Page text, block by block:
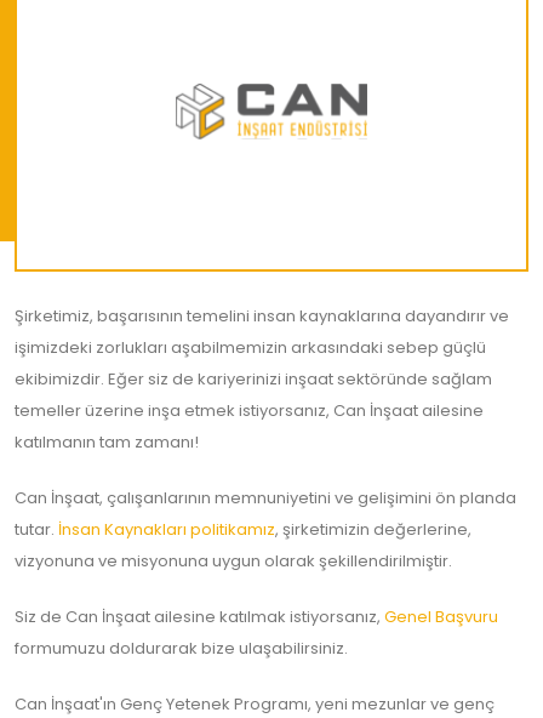
Şirketimiz, başarısının temelini insan kaynaklarına dayandırır ve
işimizdeki zorlukları aşabilmemizin arkasındaki sebep güçlü
ekibimizdir. Eğer siz de kariyerinizi inşaat sektöründe sağlam
temeller üzerine inşa etmek istiyorsanız, Can İnşaat ailesine
katılmanın tam zamanı!
Can İnşaat, çalışanlarının memnuniyetini ve gelişimini ön planda
tutar. İnsan Kaynakları politikamız, şirketimizin değerlerine,
vizyonuna ve misyonuna uygun olarak şekillendirilmiştir.
Siz de Can İnşaat ailesine katılmak istiyorsanız, Genel Başvuru
formumuzu doldurarak bize ulaşabilirsiniz.
Can İnşaat'ın Genç Yetenek Programı, yeni mezunlar ve genç